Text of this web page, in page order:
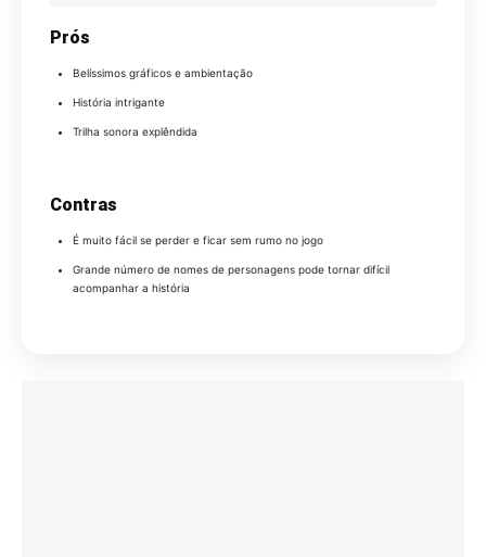
Prós
Belíssimos gráficos e ambientação
História intrigante
Trilha sonora explêndida
Contras
É muito fácil se perder e ficar sem rumo no jogo
Grande número de nomes de personagens pode tornar difícil
acompanhar a história